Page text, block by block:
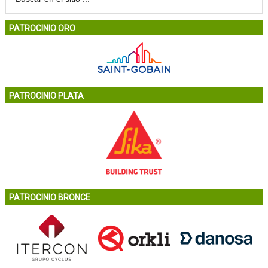
PATROCINIO ORO
PATROCINIO PLATA
PATROCINIO BRONCE